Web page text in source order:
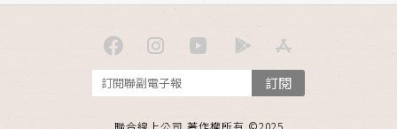
訂閱